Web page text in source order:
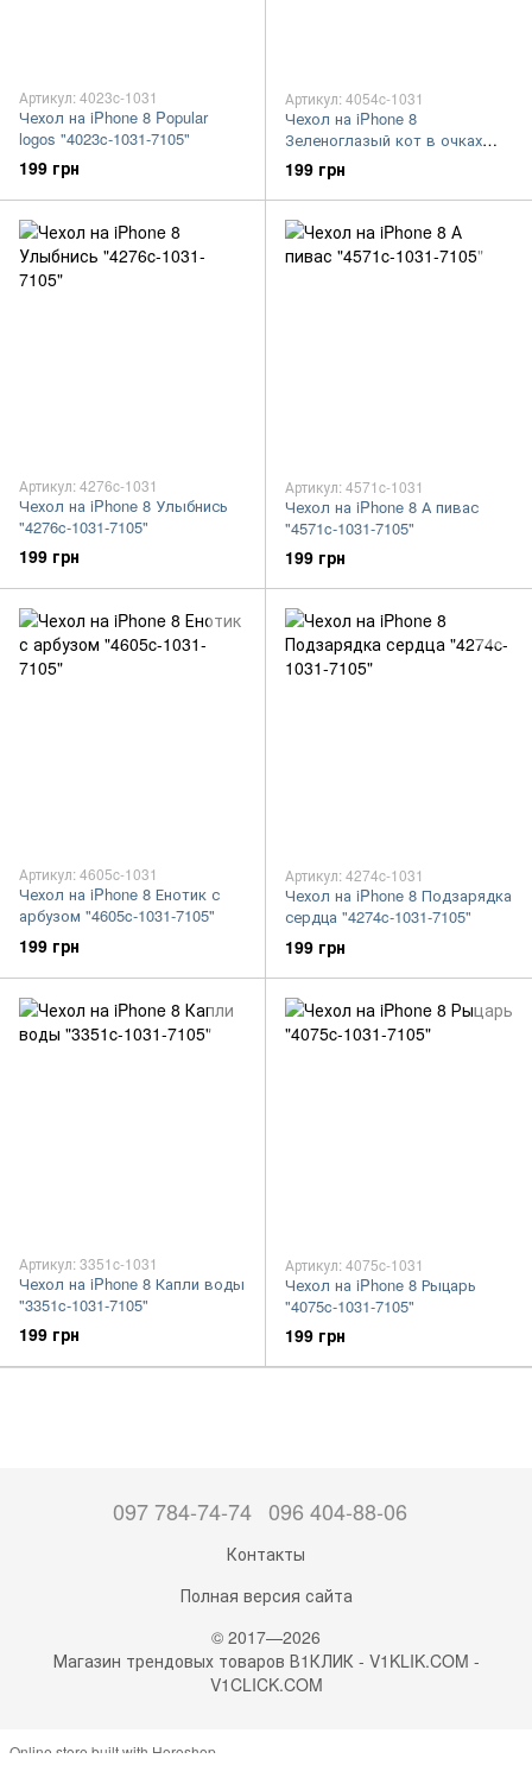
Артикул: 4023c-1031
Чехол на iPhone 8 Popular
logos "4023c-1031-7105"
199 грн
Артикул: 4054c-1031
Чехол на iPhone 8
Зеленоглазый кот в очках
"4054c-1031-7105"
199 грн
Артикул: 4276c-1031
Чехол на iPhone 8 Улыбнись
"4276c-1031-7105"
199 грн
Артикул: 4571c-1031
Чехол на iPhone 8 А пивас
"4571c-1031-7105"
199 грн
Артикул: 4605c-1031
Чехол на iPhone 8 Енотик с
арбузом "4605c-1031-7105"
199 грн
Артикул: 4274c-1031
Чехол на iPhone 8 Подзарядка
сердца "4274c-1031-7105"
199 грн
Артикул: 3351c-1031
Чехол на iPhone 8 Капли воды
"3351c-1031-7105"
199 грн
Артикул: 4075c-1031
Чехол на iPhone 8 Рыцарь
"4075c-1031-7105"
199 грн
097 784-74-74 096 404-88-06
Контакты
Полная версия сайта
© 2017—2026
Магазин трендовых товаров В1КЛИК - V1KLIK.COM -
V1CLICK.COM
Online store built with Horoshop